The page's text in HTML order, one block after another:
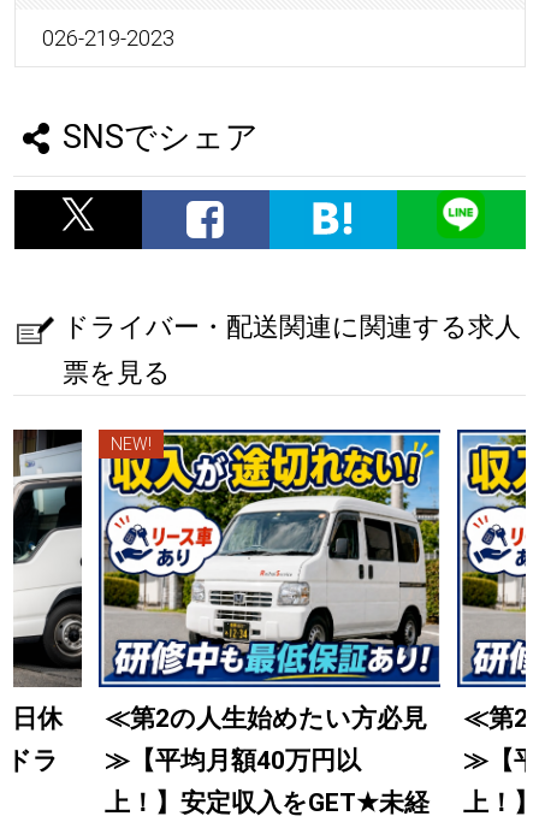
026-219-2023
SNSでシェア
ドライバー・配送関連に関連する求人
票を見る
日休
ラ
NEW!
≪第2の人生始めたい方必見
≫【平均月額40万円以
上！】安定収入をGET★未経
≪第2
≫【平
上！